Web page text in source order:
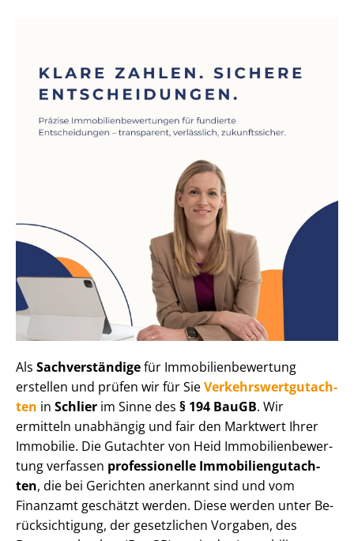
Als Sachverständigefür Im­mo­bi­li­en­be­wer­tung
erstellen und prüfen wir für SieVer­kehrs­wert­gut­ach­
ten in Schlier im Sinne des § 194 BauGB. Wir
ermitteln unabhängig und fair den Marktwert Ihrer
Immobilie. Die Gutachter von Heid Im­mo­bi­li­en­be­wer­
tung verfassen professionelle Im­mo­bi­li­en­gut­ach­
ten, die bei Gerichten anerkannt sind und vom
Finanzamt geschätzt werden. Diese werden unter Be­
rück­sich­ti­gung, der gesetzlichen Vorgaben, des